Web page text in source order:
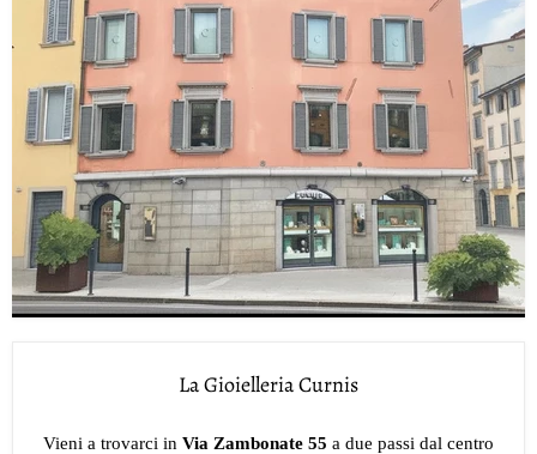
La Gioielleria Curnis
Vieni a trovarci in Via Zambonate 55 a due passi dal centro